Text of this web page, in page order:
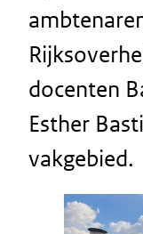
docenten
Esther
vakgebied.